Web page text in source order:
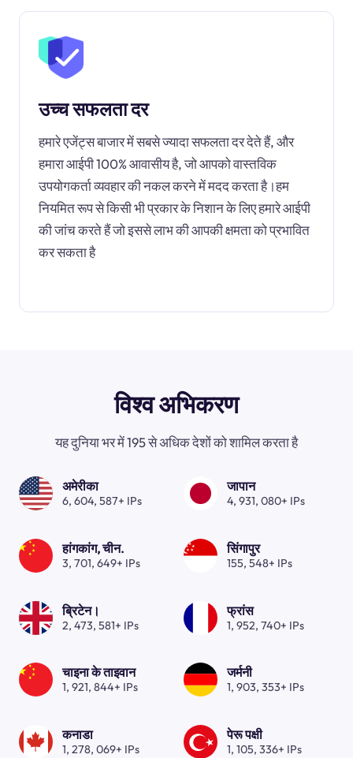
उच्च सफलता दर
हमारे एजेंट्स बाजार में सबसे ज्यादा सफलता दर देते हैं, और
हमारा आईपी 100% आवासीय है, जो आपको वास्तविक
उपयोगकर्ता व्यवहार की नकल करने में मदद करता है।हम
नियमित रूप से किसी भी प्रकार के निशान के लिए हमारे आईपी
की जांच करते हैं जो इससे लाभ की आपकी क्षमता को प्रभावित
कर सकता है
विश्व अभिकरण
यह दुनिया भर में 195 से अधिक देशों को शामिल करता है
अमेरीका
6, 604, 587+ IPs
जापान
4, 931, 080+ IPs
हांगकांग, चीन.
3, 701, 649+ IPs
सिंगापुर
155, 548+ IPs
ब्रिटेन।
2, 473, 581+ IPs
फ्रांस
1, 952, 740+ IPs
चाइना के ताइवान
1, 921, 844+ IPs
जर्मनी
1, 903, 353+ IPs
कनाडा
1, 278, 069+ IPs
पेरू पक्षी
1, 105, 336+ IPs